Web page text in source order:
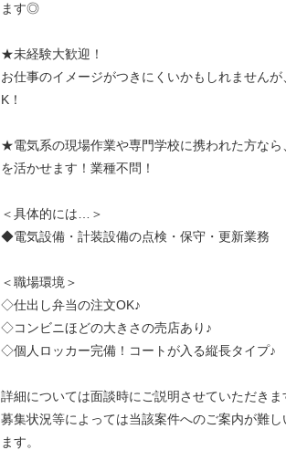
ます◎
★未経験大歓迎！
お仕事のイメージがつきにくいかもしれません
K！
★電気系の現場作業や専門学校に携われた方なら
を活かせます！業種不問！
＜具体的には…＞
◆電気設備・計装設備の点検・保守・更新業務
＜職場環境＞
◇仕出し弁当の注文OK♪
◇コンビニほどの大きさの売店あり♪
◇個人ロッカー完備！コートが入る縦長タイプ♪
詳細については面談時にご説明させていただきま
募集状況等によっては当該案件へのご案内が難し
ます。